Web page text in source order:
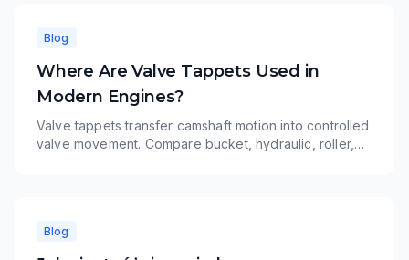
Blog
Where Are Valve Tappets Used in
Modern Engines?
Valve tappets transfer camshaft motion into controlled
valve movement. Compare bucket, hydraulic, roller,
Blog